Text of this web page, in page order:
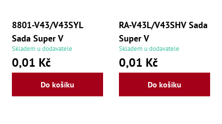
8801-V43/V43SYL
Sada Super V
Skladem u dodavatele
0,01 Kč
Do košíku
RA-V43L/V43SHV Sada
Super V
Skladem u dodavatele
0,01 Kč
Do košíku